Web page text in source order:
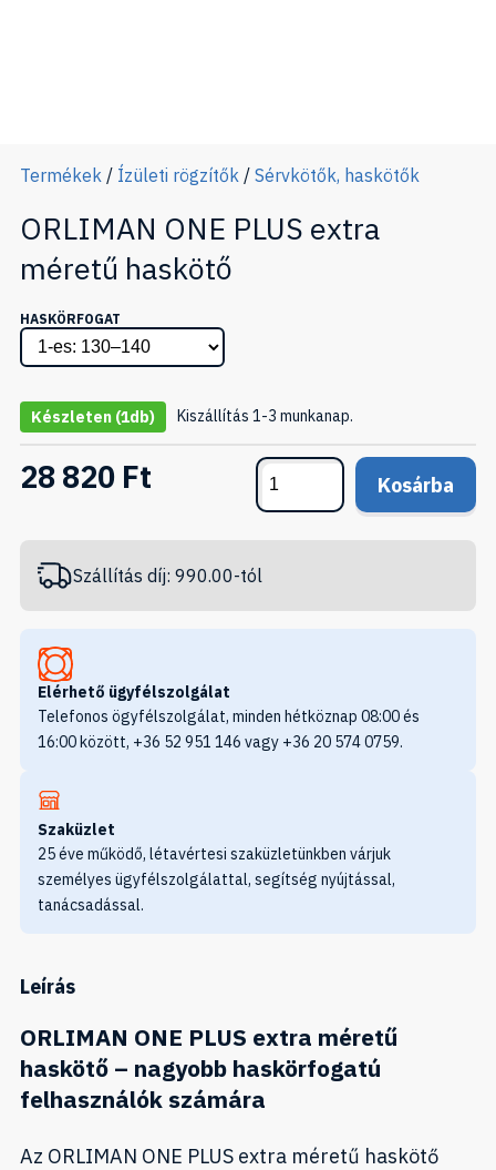
Termékek / Ízületi rögzítők / Sérvkötők, haskötők
ORLIMAN ONE PLUS extra
méretű haskötő
HASKÖRFOGAT
Készleten (1db) Kiszállítás 1-3 munkanap.
28 820 Ft Kosárba
Szállítás díj: 990.00-tól
Elérhető ügyfélszolgálat
Telefonos ögyfélszolgálat, minden hétköznap 08:00 és
16:00 között, +36 52 951 146 vagy +36 20 574 0759.
Szaküzlet
25 éve működő, létavértesi szaküzletünkben várjuk
személyes ügyfélszolgálattal, segítség nyújtással,
tanácsadással.
Leírás
ORLIMAN ONE PLUS extra méretű
haskötő – nagyobb haskörfogatú
felhasználók számára
Az ORLIMAN ONE PLUS extra méretű haskötő